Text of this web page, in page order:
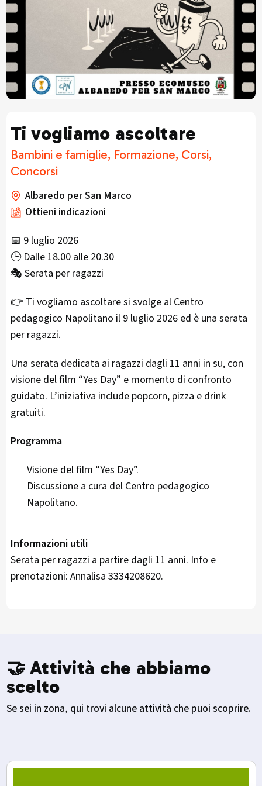
Ti vogliamo ascoltare
Bambini e famiglie, Formazione, Corsi,
Concorsi
Albaredo per San Marco
Ottieni indicazioni
📅 9 luglio 2026
🕒 Dalle 18.00 alle 20.30
🎭 Serata per ragazzi
👉 Ti vogliamo ascoltare si svolge al Centro
pedagogico Napolitano il 9 luglio 2026 ed è una serata
per ragazzi.
Una serata dedicata ai ragazzi dagli 11 anni in su, con
visione del film “Yes Day” e momento di confronto
guidato. L’iniziativa include popcorn, pizza e drink
gratuiti.
Programma
Visione del film “Yes Day”.
Discussione a cura del Centro pedagogico
Napolitano.
Informazioni utili
Serata per ragazzi a partire dagli 11 anni. Info e
prenotazioni: Annalisa 3334208620.
🤝 Attività che abbiamo
scelto
Se sei in zona, qui trovi alcune attività che puoi scoprire.